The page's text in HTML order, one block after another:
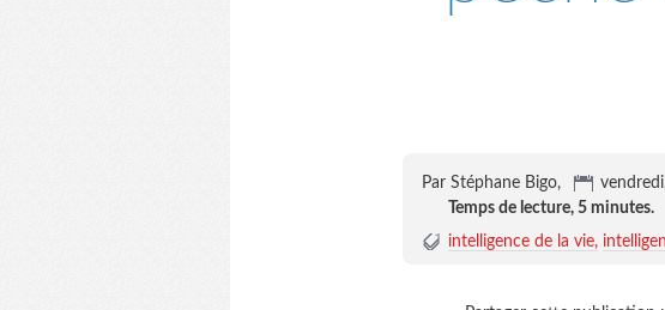
Par Stéphane Bigo,
Temps de lecture, 5 minutes.
intelligence de la vie